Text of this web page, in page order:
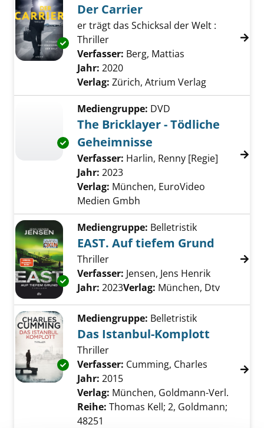
Exemplar-Details von Der Carrier anzeigen
Der Carrier
er trägt das Schicksal der Welt :
Thriller
Verfasser: Berg, Mattias
Jahr: 2020
Verlag: Zürich, Atrium Verlag
Exemplar-Details von The Bricklayer -
Mediengruppe: DVD
The Bricklayer - Tödliche
Geheimnisse
Verfasser: Harlin, Renny [Regie] Suche
Jahr: 2023
Verlag: München, EuroVideo
Medien Gmbh
Exemplar-Details von EAST. Auf tiefem
Mediengruppe: Belletristik
EAST. Auf tiefem Grund
Thriller
Verfasser: Jensen, Jens Henrik
Jahr: 2023Verlag: München, Dtv
Exemplar-Details von Das Istanbul-Komplott
Mediengruppe: Belletristik
Das Istanbul-Komplott
Thriller
Verfasser: Cumming, Charles Suche
Jahr: 2015
Verlag: München, Goldmann-Verl.
Reihe: Thomas Kell; 2, Goldmann;
48251